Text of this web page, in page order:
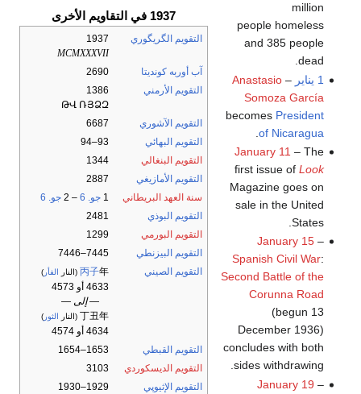
1937 في التقاويم الأخرى
التقويم الگريگوري
1937
MCMXXXVII
آب أوربه كونديتا
2690
التقويم الأرمني
1386
ԹՎ ՌՅՁԶ
التقويم الآشوري
6687
التقويم البهائي
93–94
التقويم البنغالي
1344
التقويم الأمازيغي
2887
سنة العهد البريطاني
1 جو. 6 – 2
جو. 6
التقويم البوذي
2481
التقويم البورمي
1299
التقويم البيزنطي
7445–7446
التقويم الصيني
丙子年 (النار الفأر )
4633 أو 4573
— إلى —
丁丑年 (النار الثور )
4634 أو 4574
التقويم القبطي
1653–1654
التقويم الديسكوردي
3103
التقويم الإثيوپي
1929–1930
million
people homeless
and 385 people
dead.
1 يناير
–
Anastasio
Somoza García
becomes President
of Nicaragua
January 11 – The
first issue of Look
Magazine goes on
sale in the United
States.
January 15–
Spanish Civil War:
Second Battle of the
Corunna Road
(begun 13
December 1936)
concludes with both
sides withdrawing.
January 19 –